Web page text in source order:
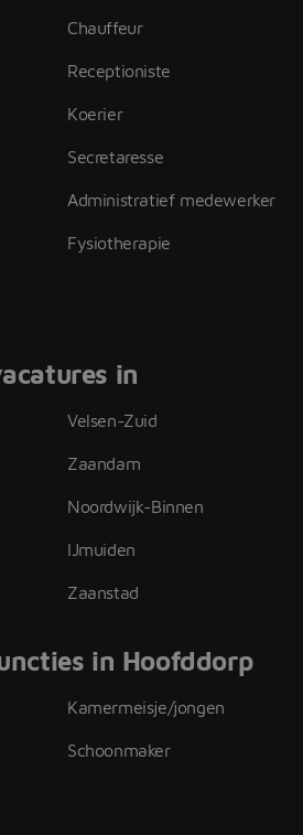
Chauffeur
Receptioniste
Koerier
Secretaresse
Administratief medewerker
Fysiotherapie
in
Velsen-Zuid
Zaandam
Noordwijk-Binnen
IJmuiden
Zaanstad
in Hoofddorp
Kamermeisje/jongen
Schoonmaker